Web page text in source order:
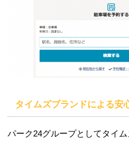
タイムズブランドによる安
パーク24グループとしてタイ